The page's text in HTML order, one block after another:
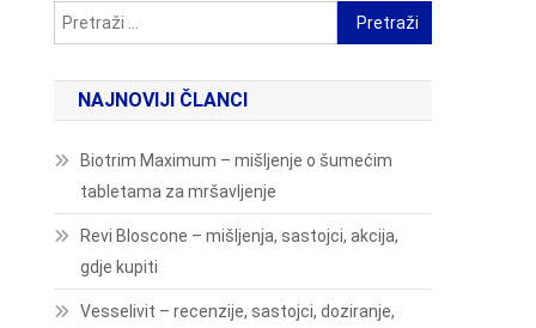
Pretraži:
NAJNOVIJI ČLANCI
Biotrim Maximum – mišljenje o šumećim
tabletama za mršavljenje
Revi Bloscone – mišljenja, sastojci, akcija,
gdje kupiti
Vesselivit – recenzije, sastojci, doziranje,